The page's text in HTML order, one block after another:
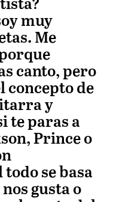
muy
Me
canto, pero
concepto de
y
te paras a
Prince o
se basa
gusta o